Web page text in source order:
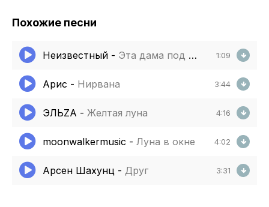
Похожие песни
Неизвестный - Эта дама под шафе танцует пока пьяна 1:09
Арис - Нирвана 3:44
ЭЛЬZA - Желтая луна 4:16
moonwalkermusic - Луна в окне 4:02
Арсен Шахунц - Друг 3:31